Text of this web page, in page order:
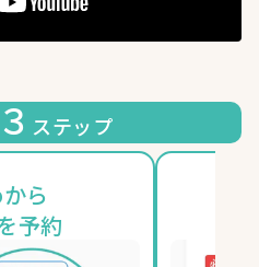
ステップ
ら
予約